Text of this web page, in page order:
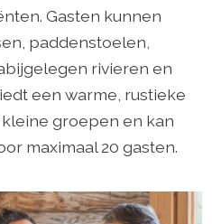
Gasten kunnen
paddenstoelen,
rivieren en
een warme, rustieke
groepen en kan
maximaal 20 gasten.